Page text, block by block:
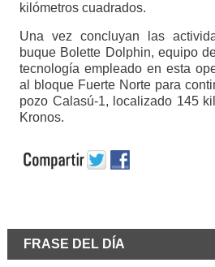
kilómetros cuadrados.
Una vez concluyan las
buque Bolette Dolphin, equipo
tecnología empleado en esta
al bloque Fuerte Norte para
pozo Calasú-1, localizado 145
Kronos.
FRASE DEL DÍA